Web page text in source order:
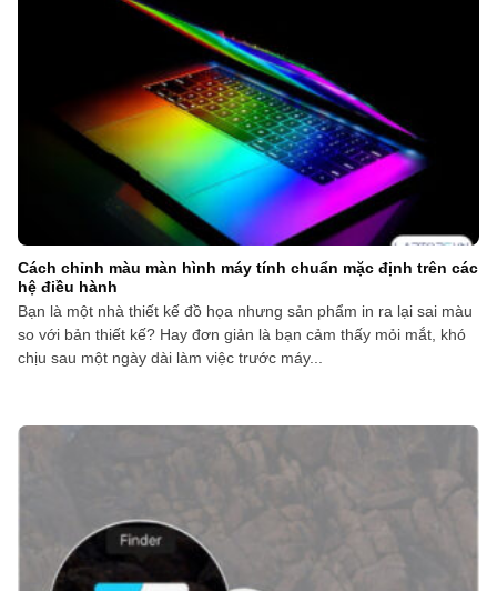
Cách chỉnh màu màn hình máy tính chuẩn mặc định trên các
hệ điều hành
Bạn là một nhà thiết kế đồ họa nhưng sản phẩm in ra lại sai màu
so với bản thiết kế? Hay đơn giản là bạn cảm thấy mỏi mắt, khó
chịu sau một ngày dài làm việc trước máy...